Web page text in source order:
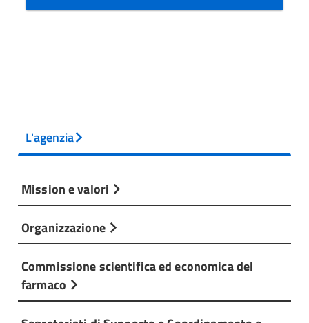
L'agenzia
Mission e valori
Organizzazione
Commissione scientifica ed economica del
farmaco